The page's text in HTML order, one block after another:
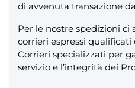
di avvenuta transazione
Per le nostre spedizioni ci
corrieri espressi qualificati
Corrieri specializzati per
servizio e l’integrità dei